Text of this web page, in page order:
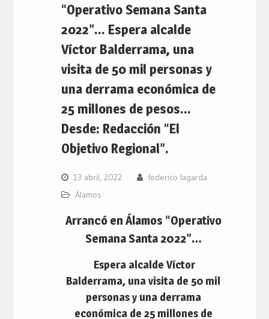
“Operativo Semana Santa
2022”… Espera alcalde
Víctor Balderrama, una
visita de 50 mil personas y
una derrama económica de
25 millones de pesos…
Desde: Redacción “El
Objetivo Regional”.
13 abril, 2022
federico lagarda
Álamos
Arrancó en Álamos “Operativo
Semana Santa 2022”…
Espera alcalde Víctor
Balderrama, una visita de 50 mil
personas y una derrama
económica de 25 millones de